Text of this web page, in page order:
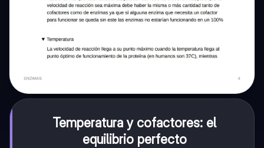
Temperatura y cofactores: el
equilibrio perfecto